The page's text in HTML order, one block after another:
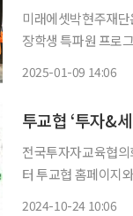
미래에셋박현주재단
장학생 특파원 프로
2025-01-09 14:06
투교협 ‘투자&
전국투자자교육협
터 투교협 홈페이지
2024-10-24 10:06